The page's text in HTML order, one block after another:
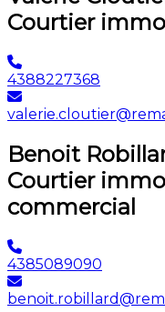
Courtier
4388227368
Benoit
Courtier
commercial
4385089090